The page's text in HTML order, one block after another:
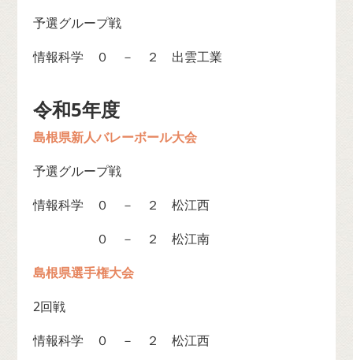
予選グループ戦
情報科学 ０ － ２ 出雲工業
令和5年度
島根県新人バレーボール大会
予選グループ戦
情報科学 ０ － ２ 松江西
０ － ２ 松江南
島根県選手権大会
2回戦
情報科学 ０ － ２ 松江西